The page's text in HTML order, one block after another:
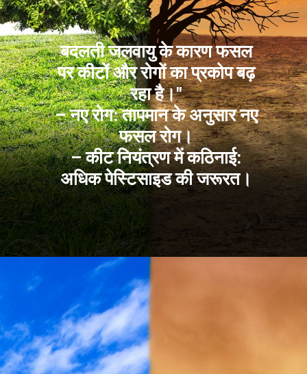
बदलती जलवायु के कारण फसल
पर कीटों और रोगों का प्रकोप बढ़
रहा है।"
– नए रोग: तापमान के अनुसार नए
फसल रोग।
– कीट नियंत्रण में कठिनाई:
अधिक पेस्टिसाइड की जरूरत।